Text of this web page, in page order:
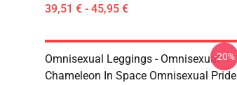
39,51 € - 45,95 €
Omnisexual Leggings - Omnisexual
Chameleon In Space Omnisexual Pride
-20%